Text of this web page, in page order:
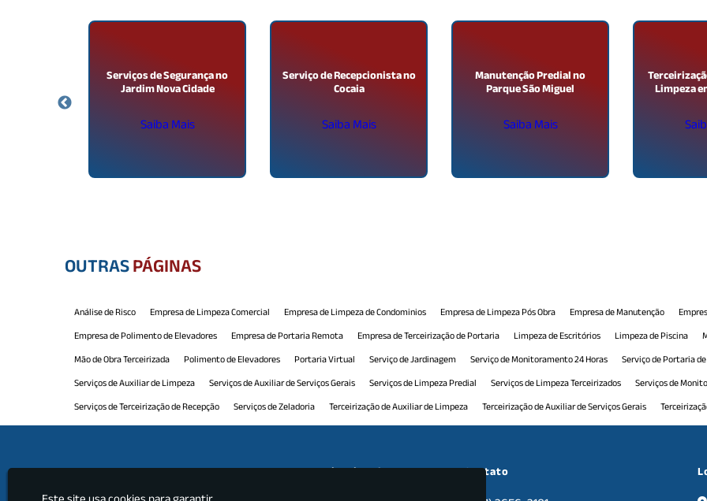
Serviços de Segurança no
Jardim Nova Cidade
Saiba Mais
Serviço de Recepcionista no
Cocaia
Saiba Mais
Manutenção Predial no
Parque São Miguel
Saiba Mais
Limpeza
OUTRASPÁGINAS
Análise de Risco Empresa de Limpeza Comercial Empresa de Limpeza de Condominios Empresa de Limpeza Pós Obra Empresa de Manutenção
Empresa de Polimento de Elevadores
Empresa de Portaria Remota Empresa de Terceirização de Portaria Limpeza de Escritórios Limpeza de Piscina
Mão de Obra Terceirizada
Polimento de Elevadores Portaria Virtual Serviço de Jardinagem Serviço de Monitoramento 24 Horas Serviço de Portaria
Serviços de Auxiliar de Limpeza
Serviços de Auxiliar de Serviços Gerais Serviços de Limpeza Predial Serviços de Limpeza Terceirizados Serviços de
Serviços de Terceirização de Recepção
Serviços de Zeladoria Terceirização de Auxiliar de Limpeza Terceirização de Auxiliar de Serviços Gerais
Terceirização de Limpeza e Conservação
Terceirização de Manutenção Comercial Terceirização de Manutenção Predial Terceirização de Monitoramento
Institucional Contato